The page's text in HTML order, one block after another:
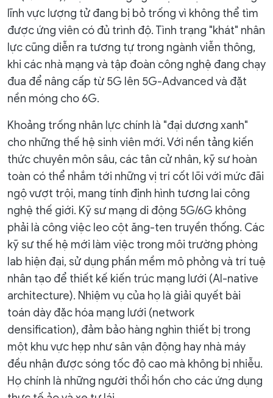
lĩnh vực lượng tử đang bị bỏ trống vì không thể tìm
được ứng viên có đủ trình độ. Tình trạng "khát" nhân
lực cũng diễn ra tương tự trong ngành viễn thông,
khi các nhà mạng và tập đoàn công nghệ đang chạy
đua để nâng cấp từ 5G lên 5G-Advanced và đặt
nền móng cho 6G.
Khoảng trống nhân lực chính là "đại dương xanh"
cho những thế hệ sinh viên mới. Với nền tảng kiến
thức chuyên môn sâu, các tân cử nhân, kỹ sư hoàn
toàn có thể nhắm tới những vị trí cốt lõi với mức đãi
ngộ vượt trội, mang tính định hình tương lai công
nghệ thế giới. Kỹ sư mạng di động 5G/6G không
phải là công việc leo cột ăng-ten truyền thống. Các
kỹ sư thế hệ mới làm việc trong môi trường phòng
lab hiện đại, sử dụng phần mềm mô phỏng và trí tuệ
nhân tạo để thiết kế kiến trúc mạng lưới (AI-native
architecture). Nhiệm vụ của họ là giải quyết bài
toán dày đặc hóa mạng lưới (network
densification), đảm bảo hàng nghìn thiết bị trong
một khu vực hẹp như sân vận động hay nhà máy
đều nhận được sóng tốc độ cao mà không bị nhiễu.
Họ chính là những người thổi hồn cho các ứng dụng